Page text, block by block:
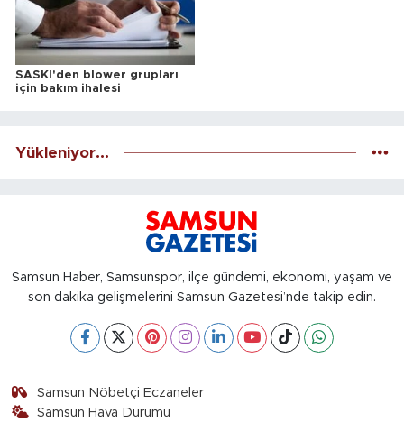
SASKİ'den blower grupları
için bakım ihalesi
Yükleniyor...
Samsun Haber, Samsunspor, ilçe gündemi, ekonomi, yaşam ve
son dakika gelişmelerini Samsun Gazetesi’nde takip edin.
Samsun Nöbetçi Eczaneler
Samsun Hava Durumu